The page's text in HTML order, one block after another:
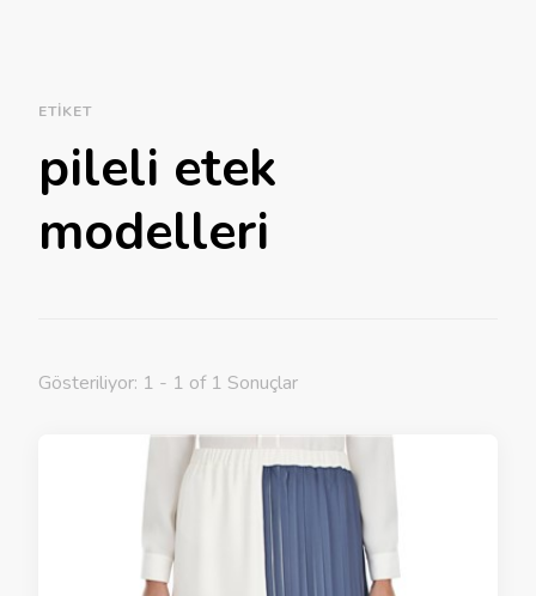
ETIKET
pileli etek
modelleri
Gösteriliyor: 1 - 1 of 1 Sonuçlar